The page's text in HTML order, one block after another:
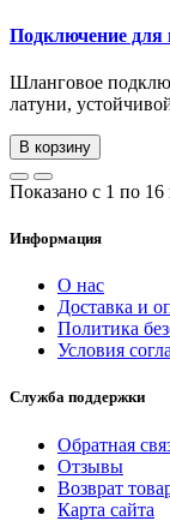
Подключение
Шланговое
латуни,
В корзину
Показано с 1 по 16
Информация
О нас
Доставка и
Политика
Условия
Служба поддержки
Обратная
Отзывы
Возврат
Карта сайта